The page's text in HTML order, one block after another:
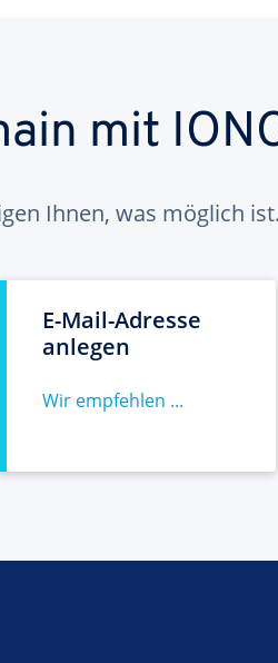
mit
Ihnen, was möglich ist.
E-Mail-Adresse
anlegen
Wir empfehlen ...